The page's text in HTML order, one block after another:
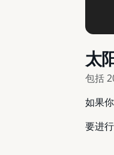
太
包括
如果
要进